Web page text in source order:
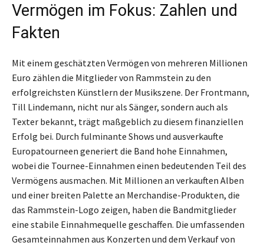
Vermögen im Fokus: Zahlen und
Fakten
Mit einem geschätzten Vermögen von mehreren Millionen
Euro zählen die Mitglieder von Rammstein zu den
erfolgreichsten Künstlern der Musikszene. Der Frontmann,
Till Lindemann, nicht nur als Sänger, sondern auch als
Texter bekannt, trägt maßgeblich zu diesem finanziellen
Erfolg bei. Durch fulminante Shows und ausverkaufte
Europatourneen generiert die Band hohe Einnahmen,
wobei die Tournee-Einnahmen einen bedeutenden Teil des
Vermögens ausmachen. Mit Millionen an verkauften Alben
und einer breiten Palette an Merchandise-Produkten, die
das Rammstein-Logo zeigen, haben die Bandmitglieder
eine stabile Einnahmequelle geschaffen. Die umfassenden
Gesamteinnahmen aus Konzerten und dem Verkauf von